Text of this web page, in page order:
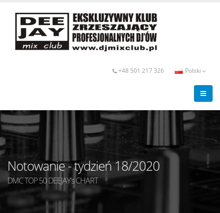
+48 501 217 326 Polski
Notowanie - tydzień 18/2020
DMC TOP 50 DEEJAY's CHART